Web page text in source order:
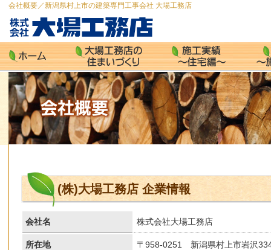
会社概要／新潟県村上市の建築専門工事会社 大場工務店
(株)大場工務店 企業情報
会社名 株式会社大場工務店
所在地 〒958-0251 新潟県村上市岩沢